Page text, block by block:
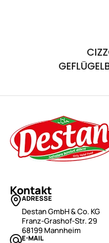
Kontakt
ADRESSE
Destan GmbH & Co. KG
Franz-Grashof-Str. 29
68199 Mannheim
E-MAIL